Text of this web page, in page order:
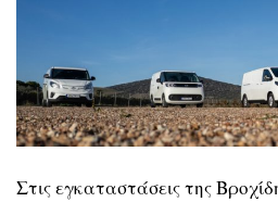
Στις εγκαταστάσεις της